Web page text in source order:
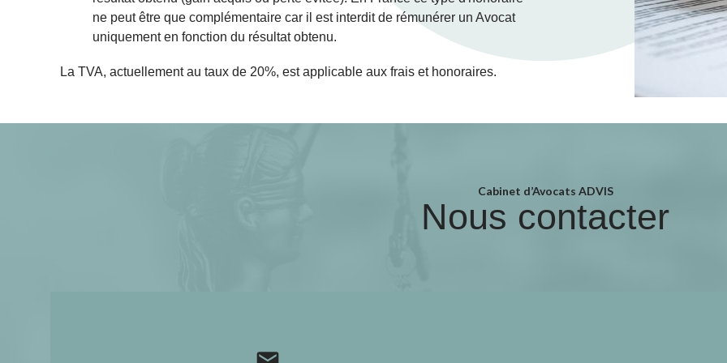
ne peut être que complémentaire car il est interdit de rémunérer un Avocat
uniquement en fonction du résultat obtenu.
La TVA, actuellement au taux de 20%, est applicable aux frais et honoraires.
Cabinet d’Avocats ADVIS
Nous contacter